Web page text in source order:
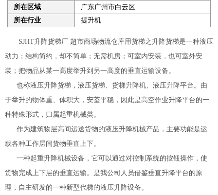
所在区域
广东广州市白云区
所在行业
提升机
SJHT升降货梯厂 超市商场物流仓库用货梯之升降货梯是一种液压
动力；结构简约，却不简单；无需机房；可室内安装，也可室外安
装；把物品从某一高度举升到另一高度的垂直运输设备。
也称液压升降货梯，液压货梯、货梯升降机、液压升降平台。由
于举升的物体重、体积大，安荃平稳，因此是高空作业升降平台的一
种特殊形式，归属起重机械类。
作为建筑物层高间运送货物的液压升降机械产品，主要功能是运
载各种工作层间货物垂直上下。
一种起重升降机械设备，它可以通过对控制系统的按钮操作，使
货物完成上下层的垂直运输。是我公司人员借鉴垂直升降平台的原
理，自主研发的一种新型代梯的液压升降设备。